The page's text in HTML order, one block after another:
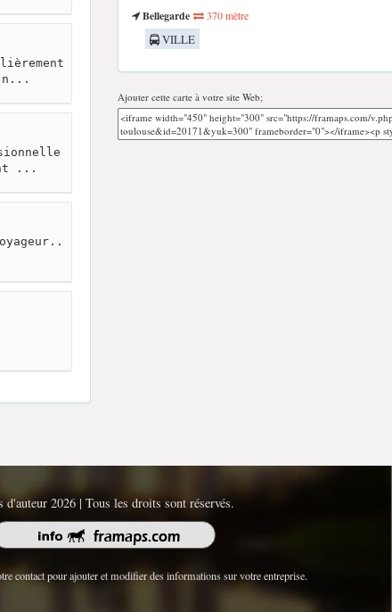
n...
...
Bellegarde
370 mètre
VILLE
Ajouter cette carte à votre site Web;
d'auteur 2026 | Tous les droits sont réservés.
contact pour ajouter et modifier des informations sur votre entreprise.